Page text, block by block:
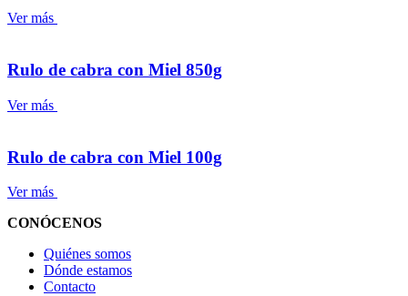
Ver más
Rulo de cabra con Miel 850g
Ver más
Rulo de cabra con Miel 100g
Ver más
CONÓCENOS
Quiénes somos
Dónde estamos
Contacto